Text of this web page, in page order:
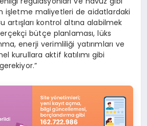
işletme maliyetleri de aidatlardaki
artışları kontrol altına alabilmek
bütçe planlaması, lüks
enerji verimliliği yatırımları ve
kurullara aktif katılımı gibi